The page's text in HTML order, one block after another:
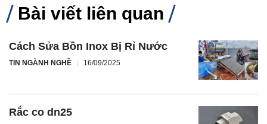
Bài viết liên quan
Cách Sửa Bồn Inox Bị Rỉ Nước
TIN NGÀNH NGHỀ 16/09/2025
Rắc co dn25